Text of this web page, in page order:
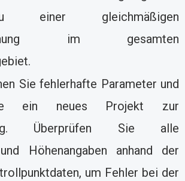
einer gleichmäßigen
im gesamten
Sie fehlerhafte Parameter und
ein neues Projekt zur
Überprüfen Sie alle
Höhenangaben anhand der
um Fehler bei der